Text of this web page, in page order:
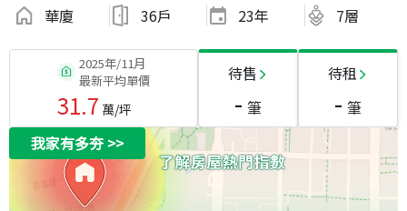
華廈 36戶 23年 7層
2025年/11月
最新平均單價
31.7 萬/坪
待售
- 筆
待租
- 筆
我家有多夯>>